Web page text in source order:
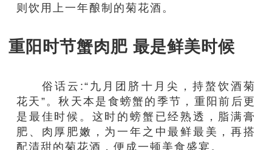
则饮用上一年酿制的菊花酒。
重阳时节蟹肉肥 最是鲜美时候
俗话云:“九月团脐十月尖，持螯饮酒菊
花天”。秋天本是食螃蟹的季节，重阳前后更
是最佳时候。这时的螃蟹已经熟透，脂满膏
肥、肉厚肥嫩，为一年之中最鲜最美，再搭
配清甜的菊花酒，便成一顿美食盛宴。